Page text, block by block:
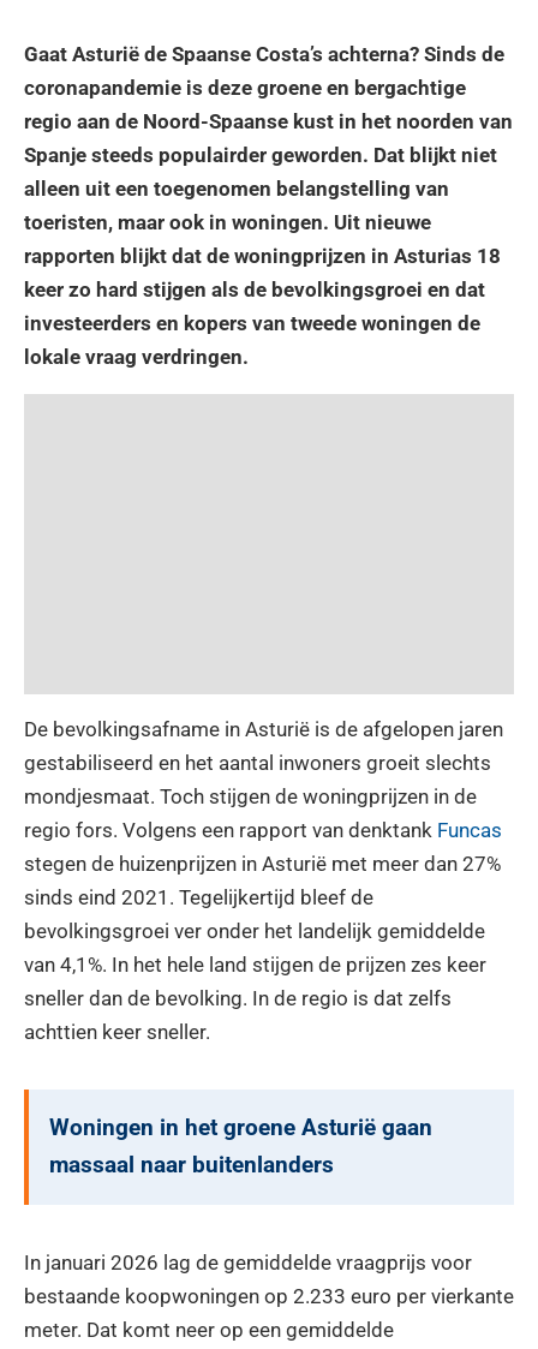
Gaat Asturië de Spaanse Costa’s achterna? Sinds de
coronapandemie is deze groene en bergachtige
regio aan de Noord-Spaanse kust in het noorden van
Spanje steeds populairder geworden. Dat blijkt niet
alleen uit een toegenomen belangstelling van
toeristen, maar ook in woningen. Uit nieuwe
rapporten blijkt dat de woningprijzen in Asturias 18
keer zo hard stijgen als de bevolkingsgroei en dat
investeerders en kopers van tweede woningen de
lokale vraag verdringen.
De bevolkingsafname in Asturië is de afgelopen jaren
gestabiliseerd en het aantal inwoners groeit slechts
mondjesmaat. Toch stijgen de woningprijzen in de
regio fors. Volgens een rapport van denktank Funcas
stegen de huizenprijzen in Asturië met meer dan 27%
sinds eind 2021. Tegelijkertijd bleef de
bevolkingsgroei ver onder het landelijk gemiddelde
van 4,1%. In het hele land stijgen de prijzen zes keer
sneller dan de bevolking. In de regio is dat zelfs
achttien keer sneller.
Woningen in het groene Asturië gaan
massaal naar buitenlanders
In januari 2026 lag de gemiddelde vraagprijs voor
bestaande koopwoningen op 2.233 euro per vierkante
meter. Dat komt neer op een gemiddelde